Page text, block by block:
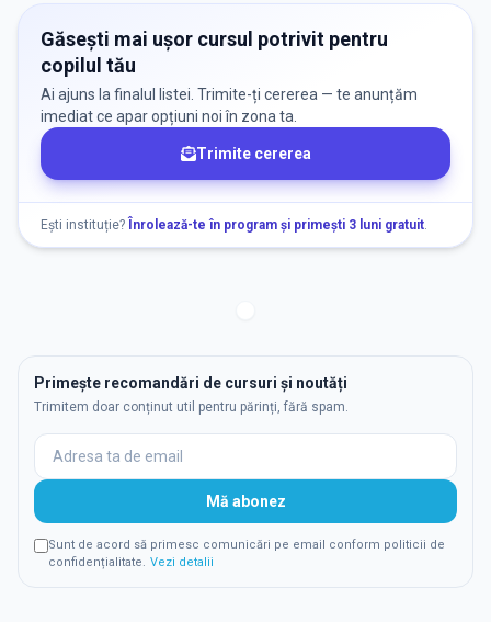
Găsești mai ușor cursul potrivit pentru
copilul tău
Ai ajuns la finalul listei. Trimite-ți cererea — te anunțăm
imediat ce apar opțiuni noi în zona ta.
Trimite cererea
Ești instituție? Înrolează-te în program și primești 3 luni gratuit.
Primește recomandări de cursuri și noutăți
Trimitem doar conținut util pentru părinți, fără spam.
Mă abonez
Sunt de acord să primesc comunicări pe email conform politicii de
confidențialitate. Vezi detalii